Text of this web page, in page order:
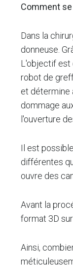
Comment
Dans la
donneuse.
L'objectif est
robot de
et détermine
dommage
l'ouverture
Il est
différentes
ouvre des
Avant la
format 3D
Ainsi,